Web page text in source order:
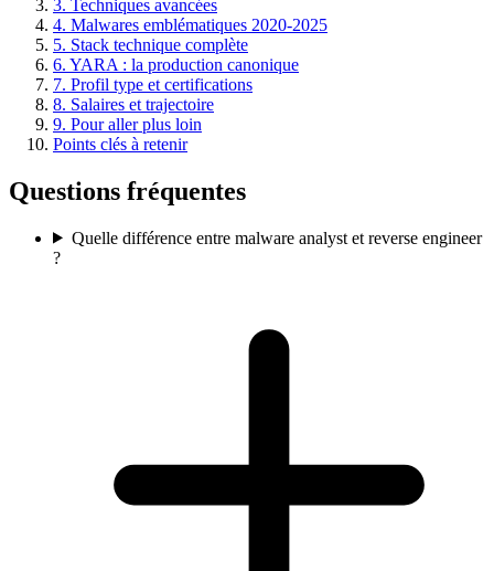
3. Techniques avancées
4. Malwares emblématiques 2020-2025
5. Stack technique complète
6. YARA : la production canonique
7. Profil type et certifications
8. Salaires et trajectoire
9. Pour aller plus loin
Points clés à retenir
Questions fréquentes
Quelle différence entre malware analyst et reverse engineer
?